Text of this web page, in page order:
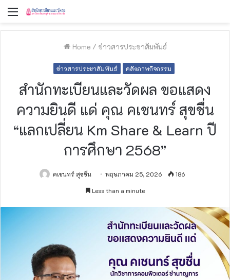
Menu
Home / ข่าวสารประชาสัมพันธ์
ข่าวสารประชาสัมพันธ์ คลังภาพกิจกรรม
สำนักทะเบียนและวัดผล ขอแสดง
ความยินดี แด่ คุณ คเชนทร์ สุขชื่น
“แลกเปลี่ยน Km Share & Learn ปี
การศึกษา 2568”
คเชนทร์ สุขชื่น พฤษภาคม 25, 2026
186
Less than a minute